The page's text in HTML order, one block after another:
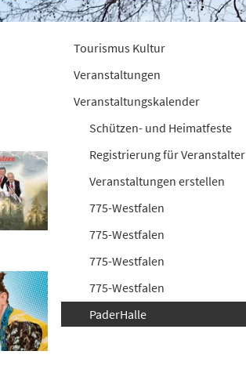
Tourismus Kultur
Veranstaltungen
Veranstaltungskalender
Schützen- und Heimatfeste
Registrierung für Veranstalter
Veranstaltungen erstellen
775-Westfalen
775-Westfalen
775-Westfalen
775-Westfalen
PaderHalle